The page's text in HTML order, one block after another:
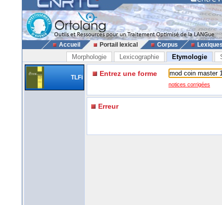
Accueil Portail lexical Corpus
Morphologie Lexicographie Etymologie
TLFi Entrez une forme
notices corrigées
Erreur